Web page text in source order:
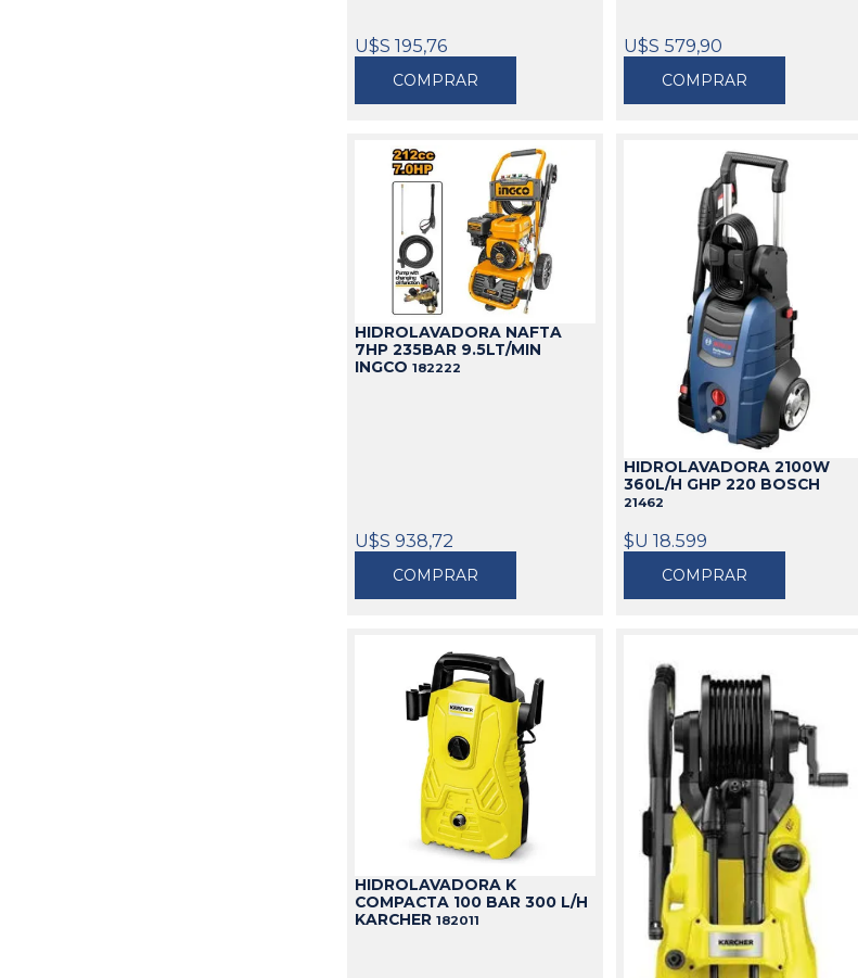
U$S 195,76
COMPRAR
U$S 579,90
COMPRAR
HIDROLAVADORA NAFTA
7HP 235BAR 9.5LT/MIN
INGCO182222
U$S 938,72
COMPRAR
HIDROLAVADORA 2100W
360L/H GHP 220 BOSCH
21462
$U 18.599
COMPRAR
HIDROLAVADORA K
COMPACTA 100 BAR 300 L/H
KARCHER182011